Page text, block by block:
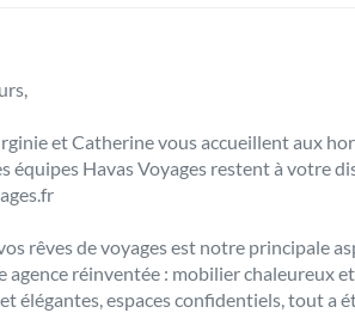
et Catherine vous accueillent aux
équipes Havas Voyages restent à votre
rêves de voyages est notre principale
agence réinventée : mobilier chaleureux
élégantes, espaces confidentiels, tout a